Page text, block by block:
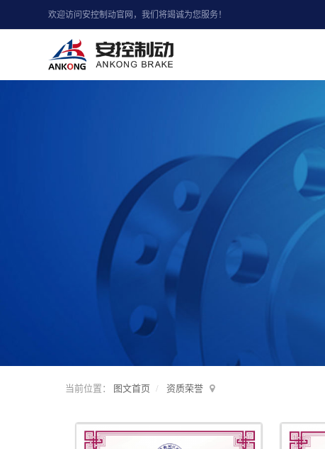
欢迎访问安控制动官网，我们将竭诚为您服务！
当前位置： 图文首页 资质荣誉